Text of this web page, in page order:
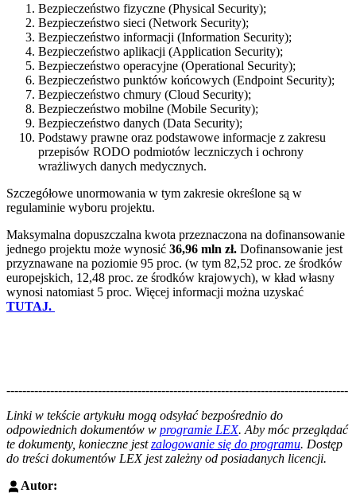
Bezpieczeństwo fizyczne (Physical Security);
Bezpieczeństwo sieci (Network Security);
Bezpieczeństwo informacji (Information Security);
Bezpieczeństwo aplikacji (Application Security);
Bezpieczeństwo operacyjne (Operational Security);
Bezpieczeństwo punktów końcowych (Endpoint Security);
Bezpieczeństwo chmury (Cloud Security);
Bezpieczeństwo mobilne (Mobile Security);
Bezpieczeństwo danych (Data Security);
Podstawy prawne oraz podstawowe informacje z zakresu
przepisów RODO podmiotów leczniczych i ochrony
wrażliwych danych medycznych.
Szczegółowe unormowania w tym zakresie określone są w
regulaminie wyboru projektu.
Maksymalna dopuszczalna kwota przeznaczona na dofinansowanie
jednego projektu może wynosić 36,96 mln zł. Dofinansowanie jest
przyznawane na poziomie 95 proc. (w tym 82,52 proc. ze środków
europejskich, 12,48 proc. ze środków krajowych), w kład własny
wynosi natomiast 5 proc. Więcej informacji można uzyskać
TUTAJ.
--------------------------------------------------------------------------------------
Linki w tekście artykułu mogą odsyłać bezpośrednio do
odpowiednich dokumentów w programie LEX. Aby móc przeglądać
te dokumenty, konieczne jestzalogowanie się do programu. Dostęp
do treści dokumentów LEX jest zależny od posiadanych licencji.
Autor: